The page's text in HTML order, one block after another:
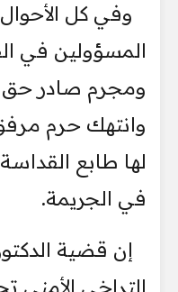
وفي كل
المسؤولين في
ومجرم صادر حق
وانتهك حرم
لها طابع
في الجريمة.
إن قضية
التراخي الأمني